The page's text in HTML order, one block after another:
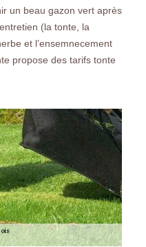
un beau gazon vert après
(la tonte, la
et l’ensemnecement
propose des tarifs tonte